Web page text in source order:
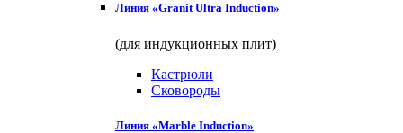
Линия «Granit Ultra Induction»
(для индукционных плит)
Кастрюли
Сковороды
Линия «Marble Induction»